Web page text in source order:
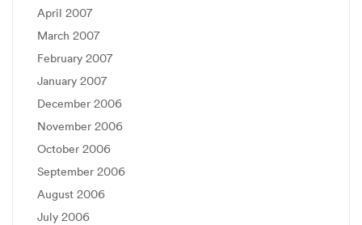
April 2007
March 2007
February 2007
January 2007
December 2006
November 2006
October 2006
September 2006
August 2006
July 2006